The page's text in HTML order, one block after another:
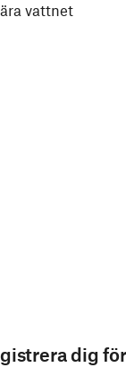
vattnet
dig